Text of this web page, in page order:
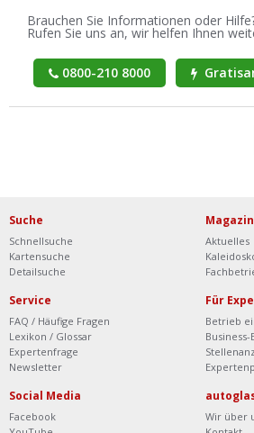
Brauchen Sie Informationen oder
Rufen Sie uns an, wir helfen Ihnen
0800-210 8000
Suche
Schnellsuche
Kartensuche
Detailsuche
Magazin
Aktuelles
Service
FAQ / Häufige Fragen
Lexikon / Glossar
Expertenfrage
Newsletter
Für
Betrieb
Business-
Social Media
Facebook
Wir über